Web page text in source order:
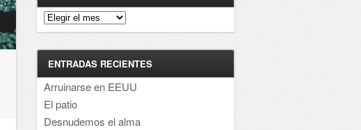
Archivos
ENTRADAS RECIENTES
Arruinarse en EEUU
El patio
Desnudemos el alma